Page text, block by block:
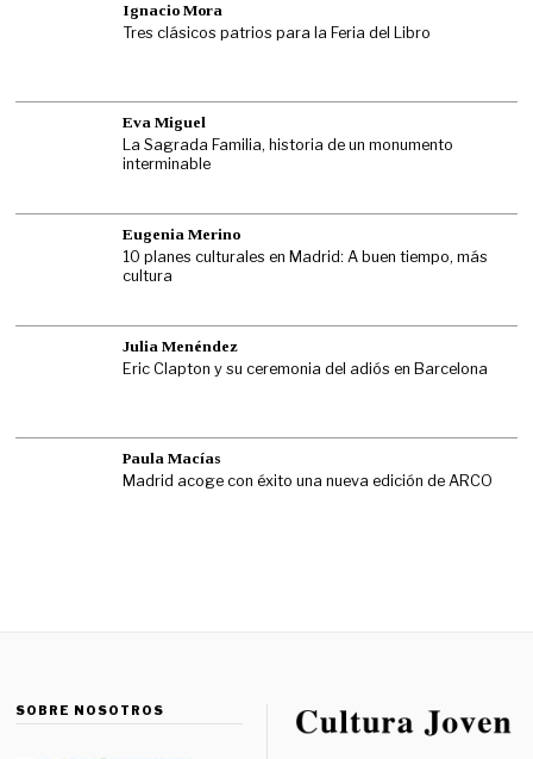
Ignacio Mora
Tres clásicos patrios para la Feria del Libro
Eva Miguel
La Sagrada Familia, historia de un monumento
interminable
Eugenia Merino
10 planes culturales en Madrid: A buen tiempo, más
cultura
Julia Menéndez
Eric Clapton y su ceremonia del adiós en Barcelona
Paula Macías
Madrid acoge con éxito una nueva edición de ARCO
SOBRE NOSOTROS